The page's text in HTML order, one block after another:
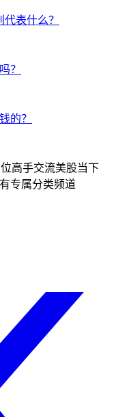
表什么？
？
的？
高手交流美股当下
专属分类频道